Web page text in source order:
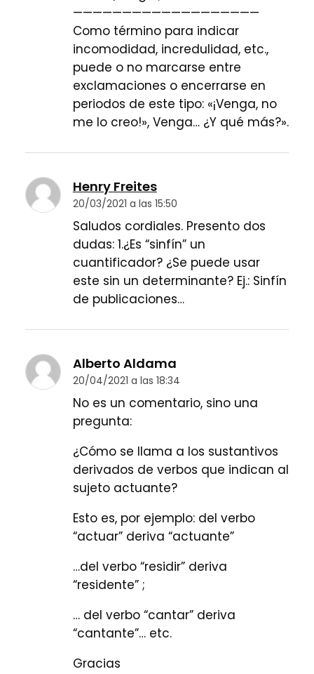
———————————————————
Como término para indicar
incomodidad, incredulidad, etc.,
puede o no marcarse entre
exclamaciones o encerrarse en
periodos de este tipo: «¡Venga, no
me lo creo!», Venga… ¿Y qué más?».
Henry Freites
20/03/2021 a las 15:50
Saludos cordiales. Presento dos
dudas: 1.¿Es “sinfín” un
cuantificador? ¿Se puede usar
este sin un determinante? Ej.: Sinfín
de publicaciones…
Alberto Aldama
20/04/2021 a las 18:34
No es un comentario, sino una
pregunta:
¿Cómo se llama a los sustantivos
derivados de verbos que indican al
sujeto actuante?
Esto es, por ejemplo: del verbo
“actuar” deriva “actuante”
…del verbo “residir” deriva
“residente” ;
… del verbo “cantar” deriva
“cantante”… etc.
Gracias